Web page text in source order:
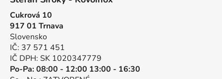
Cukrová 10
917 01 Trnava
Slovensko
IČ: 37 571 451
IČ DPH: SK 1020347779
Po-Pa: 08:00 - 12:00 13:00 - 16:30